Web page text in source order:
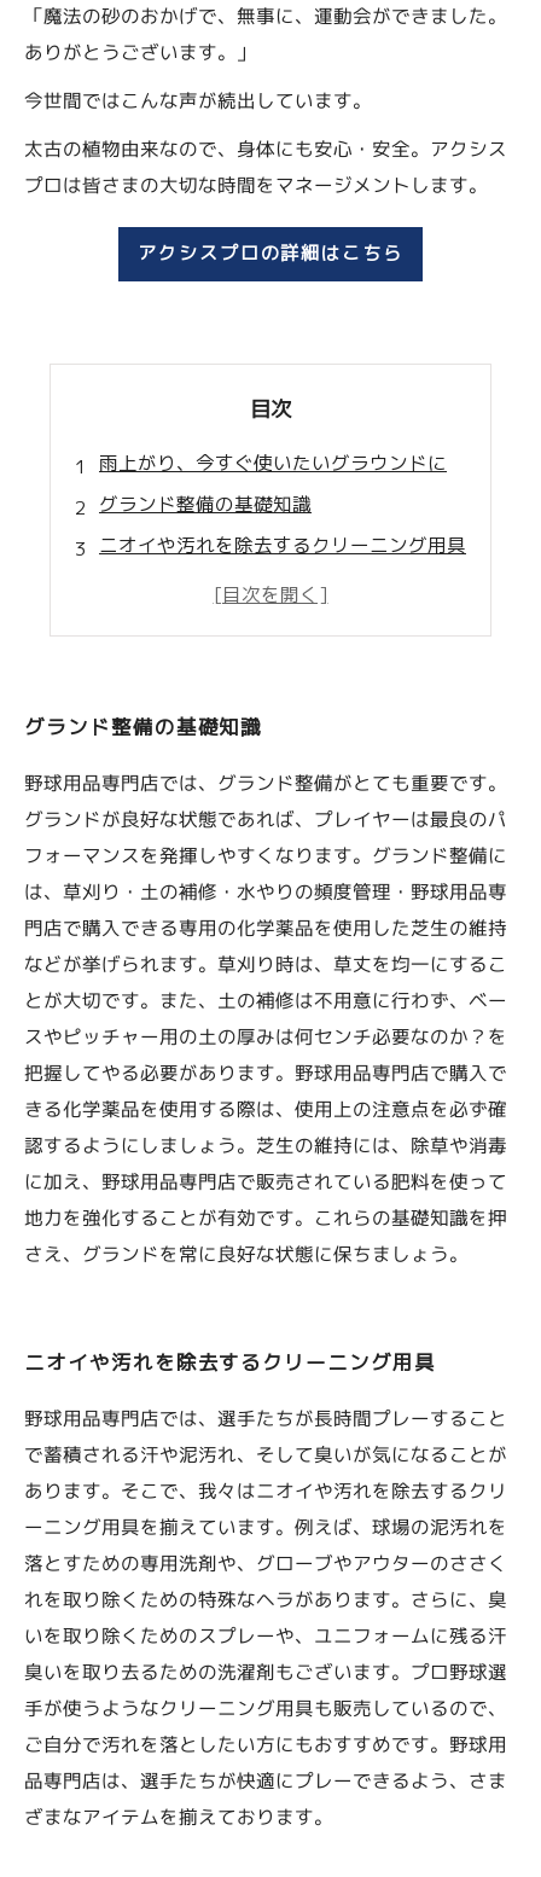
「魔法の砂のおかげで、無事に、運動会ができました。
ありがとうございます。」
今世間ではこんな声が続出しています。
太古の植物由来なので、身体にも安心・安全。アクシス
プロは皆さまの大切な時間をマネージメントします。
アクシスプロの詳細はこちら
目次
雨上がり、今すぐ使いたいグラウンドに
グランド整備の基礎知識
ニオイや汚れを除去するクリーニング用具
グラウンドの平坦化を行う整地用具
グランド整備の基礎知識
野球用品専門店では、グランド整備がとても重要です。
グランドが良好な状態であれば、プレイヤーは最良のパ
フォーマンスを発揮しやすくなります。グランド整備に
は、草刈り・土の補修・水やりの頻度管理・野球用品専
門店で購入できる専用の化学薬品を使用した芝生の維持
などが挙げられます。草刈り時は、草丈を均一にするこ
とが大切です。また、土の補修は不用意に行わず、ベー
スやピッチャー用の土の厚みは何センチ必要なのか？を
把握してやる必要があります。野球用品専門店で購入で
きる化学薬品を使用する際は、使用上の注意点を必ず確
認するようにしましょう。芝生の維持には、除草や消毒
に加え、野球用品専門店で販売されている肥料を使って
地力を強化することが有効です。これらの基礎知識を押
さえ、グランドを常に良好な状態に保ちましょう。
ニオイや汚れを除去するクリーニング用具
野球用品専門店では、選手たちが長時間プレーすること
で蓄積される汗や泥汚れ、そして臭いが気になることが
あります。そこで、我々はニオイや汚れを除去するクリ
ーニング用具を揃えています。例えば、球場の泥汚れを
落とすための専用洗剤や、グローブやアウターのささく
れを取り除くための特殊なヘラがあります。さらに、臭
いを取り除くためのスプレーや、ユニフォームに残る汗
臭いを取り去るための洗濯剤もございます。プロ野球選
手が使うようなクリーニング用具も販売しているので、
ご自分で汚れを落としたい方にもおすすめです。野球用
品専門店は、選手たちが快適にプレーできるよう、さま
ざまなアイテムを揃えております。